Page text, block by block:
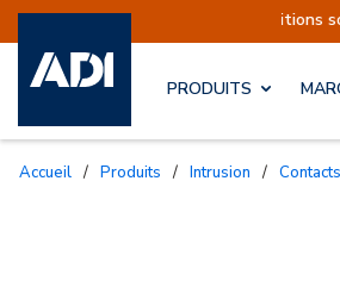
sont actuellement suspendues
PRODUITS
Accueil / Produits / Intrusion /